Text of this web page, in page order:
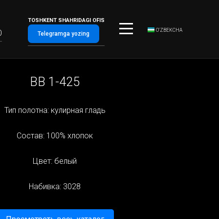
O‘ZBEKCHA
TOSHKENT SHAHRIDAGI OFIS
Telegramga yozing
BB 1-425
Тип полотна: кулирная гладь
Состав: 100% хлопок
Цвет: белый
Набивка: 3028